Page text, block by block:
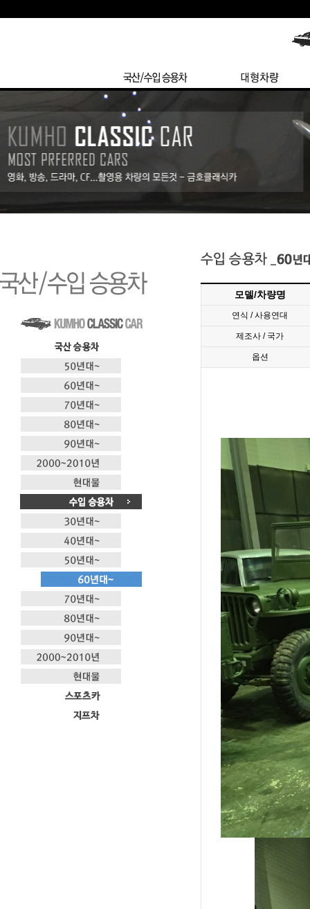
모델/차량명
연식 / 사용연대
제조사 / 국가
옵션